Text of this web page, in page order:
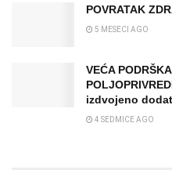
POVRATAK
5 MESECI AGO
VEĆA
izdvojeno
4 SEDMICE AGO